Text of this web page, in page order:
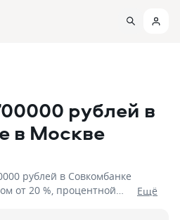
рублей в
в Москве
рублей в Совкомбанке
от 20 %, процентной
Eщё